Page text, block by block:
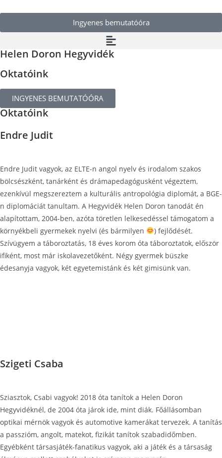
Ingyenes bemutatóóra
Helen Doron Hegyvidék
Oktatóink
INGYENES BEMUTATÓÓRA
Oktatóink
Endre Judit
Endre Judit vagyok, az ELTE-n angol nyelv és irodalom szakos
bölcsészként, tanárként és drámapedagógusként végeztem,
ezenkívül megszereztem a kulturális antropológia diplomát, a BGE-
n diplomáciát tanultam. A Hegyvidék Helen Doron tanodát én
alapítottam, 2004-ben, azóta töretlen lelkesedéssel támogatom a
környékbeli gyermekek nyelvi (és bármilyen
) fejlődését.
Szívügyem a táboroztatás, 18 éves korom óta táboroztatok, először
ifiként, most már iskolavezetőként. Négy gyermek büszke
édesanyja vagyok, két egyetemistánk és két gimisünk van.
Szigeti Csaba
Sziasztok, Csabi vagyok! 2018 óta tanítok a Helen Doron
Hegyvidéknél, de 2004 óta járok ide, mint diák. Főállásomban
optikai mérnök vagyok és automotive kamerákat tervezek. A tanítás
a passzióm, angolt, matekot, fizikát tanítok szabadidőmben.
Egyébként társasjáték-fanatikus vagyok, aki a játék és a társaság